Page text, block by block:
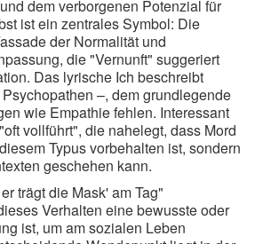
dem verborgenen Potenzial für
ist ein zentrales Symbol: Die
der Normalität und
die "Vernunft" suggeriert
Das lyrische Ich beschreibt
–, dem grundlegende
wie Empathie fehlen. Interessant
vollführt", die nahelegt, dass Mord
Typus vorbehalten ist, sondern
geschehen kann.
trägt die Mask' am Tag"
Verhalten eine bewusste oder
ist, um am sozialen Leben